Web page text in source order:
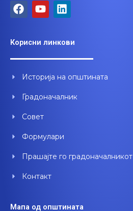
F
a
e
b
o
k
Y
o
t
u
b
L
i
k
e
d
n
Корисни линкови
Историја на општината
Градоначалник
Совет
Формулари
Прашајте го градоначалникот
Контакт
Мапа од општината